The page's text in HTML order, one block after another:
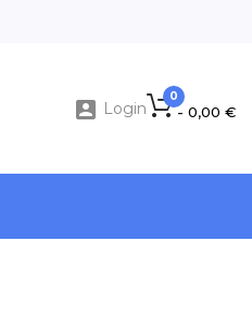
0
- 0,00 €
 Login